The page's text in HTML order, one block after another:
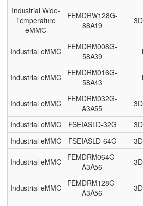
Industrial Wide-
Temperature
eMMC
FEMDRW128G-
88A19
Industrial eMMC
FEMDRM008G-
58A39
Industrial eMMC
FEMDRM016G-
58A43
Industrial eMMC
FEMDRM032G-
A3A55
Industrial eMMC FSEIASLD-32G
Industrial eMMC
FSEIASLD-64G
Industrial eMMC
FEMDRM064G-
A3A56
Industrial eMMC
FEMDRM128G-
A3A56